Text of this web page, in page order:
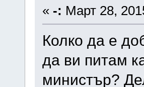
« -: Март 28,
Колко да е
да ви питам
министър?